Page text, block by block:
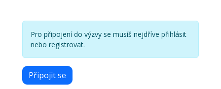
Pro připojení do výzvy se musíš nejdříve přihlásit
nebo registrovat.
Připojit se